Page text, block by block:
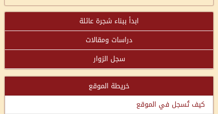
ابدأ ببناء شجرة عائلة
دراسات ومقالات
سجل الزوار
خريطة الموقع
كيف تُسجل في الموقع